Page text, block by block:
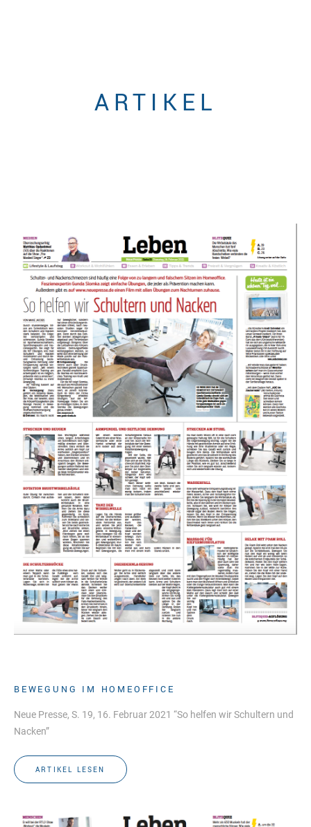
ARTIKEL
BEWEGUNG IM HOMEOFFICE
Neue Presse, S. 19, 16. Februar 2021 “So helfen wir Schultern und
Nacken”
ARTIKEL LESEN